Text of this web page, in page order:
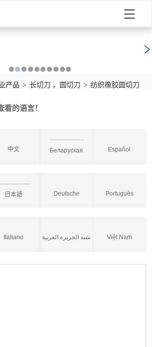
产品 > 长切刀 ，圆切刀 > 纺织橡胶圆切刀
的语言！
中文 Беларуская Español
日本語 Deutsche Português
Italiano شبه الجزيرة العربية Việt Nam